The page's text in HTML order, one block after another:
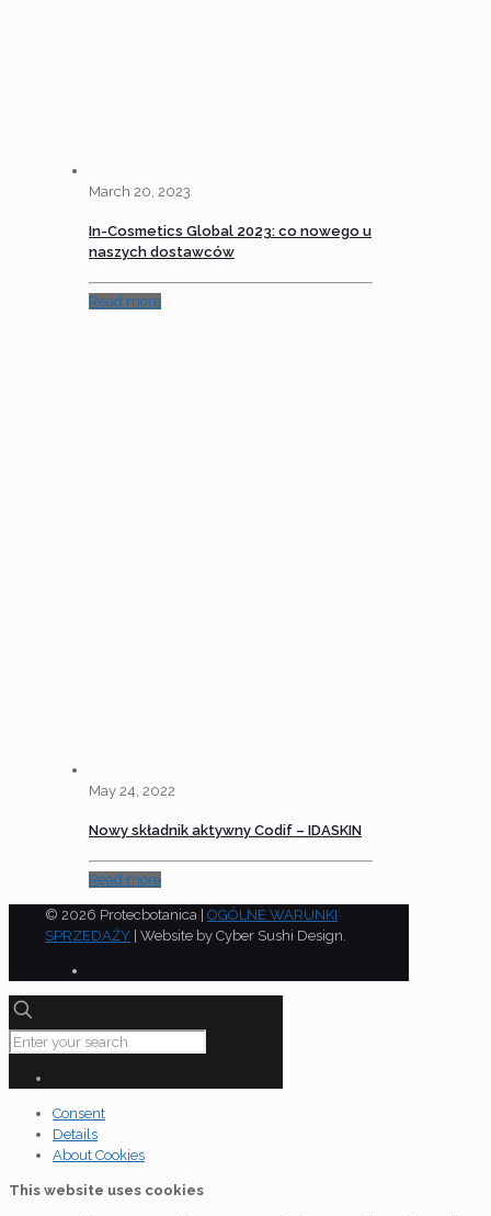
March 20, 2023
In-Cosmetics Global 2023: co nowego u
naszych dostawców
Read more
May 24, 2022
Nowy składnik aktywny Codif – IDASKIN
Read more
© 2026 Protecbotanica | OGÓLNE WARUNKI
SPRZEDAŻY | Website by Cyber Sushi Design.
Consent
Details
About Cookies
This website uses cookies